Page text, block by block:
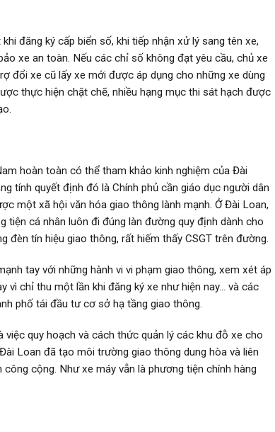
đăng ký cấp biển số, khi tiếp nhận xử lý sang tên xe,
xe an toàn. Nếu các chỉ số không đạt yêu cầu, chủ xe
đổi xe cũ lấy xe mới được áp dụng cho những xe dùng
thực hiện chặt chẽ, nhiều hạng mục thi sát hạch được
hoàn toàn có thể tham khảo kinh nghiệm của Đài
tính quyết định đó là Chính phủ cần giáo dục người dân
một xã hội văn hóa giao thông lành mạnh. Ở Đài Loan,
tiện cá nhân luôn đi đúng làn đường quy định dành cho
đèn tín hiệu giao thông, rất hiếm thấy CSGT trên đường.
tay với những hành vi vi phạm giao thông, xem xét áp
vì chỉ thu một lần khi đăng ký xe như hiện nay… và các
phố tái đầu tư cơ sở hạ tầng giao thông.
quy hoạch và cách thức quản lý các khu đỗ xe cho
Loan đã tạo môi trường giao thông dung hòa và liên
cộng. Như xe máy vẫn là phương tiện chính hàng